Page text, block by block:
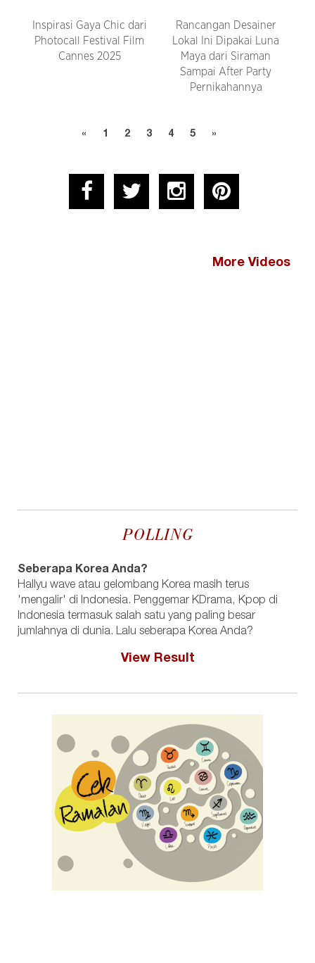
Inspirasi Gaya Chic dari
Photocall Festival Film
Cannes 2025
Rancangan Desainer
Lokal Ini Dipakai Luna
Maya dari Siraman
Sampai After Party
Pernikahannya
« 1 2 3 4 5 »
More Videos
POLLING
Seberapa Korea Anda?
Hallyu wave atau gelombang Korea masih terus
'mengalir' di Indonesia. Penggemar KDrama, Kpop di
Indonesia termasuk salah satu yang paling besar
jumlahnya di dunia. Lalu seberapa Korea Anda?
View Result